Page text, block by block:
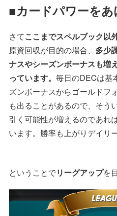
■カードパワーを
さてここまでスペルブック以
原資回収が目的の場合、 多少
ナスやシーズンボーナスも増
っています。 毎日のDECは基
ズンボーナスからゴールドフ
も出ることがあるので、そう
引く可能性が増えるのであれ
います。勝率も上がりデイリ
ということでリーグアップを